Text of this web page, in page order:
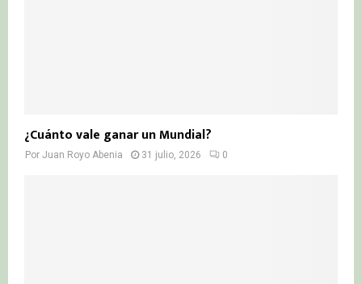
¿Cuánto vale ganar un Mundial?
Por Juan Royo Abenia 31 julio, 2026 0